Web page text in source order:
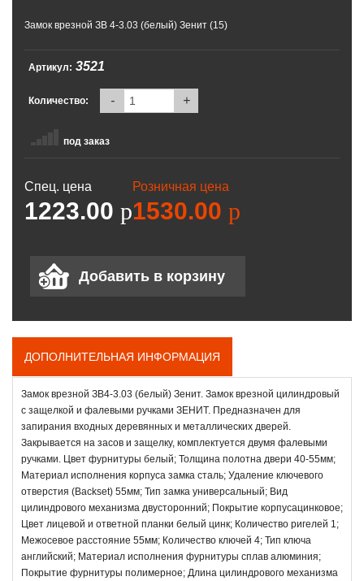
Замок врезной ЗВ 4-3.03 (белый) Зенит (15)
Артикул: 3521
Количество: - +
под заказ
Спец. цена
1223.00 p
Розничная цена
1530.00 p
ДОПОЛНИТЕЛЬНАЯ ИНФОРМАЦИЯ
Замок врезной ЗВ4-3.03 (белый) Зенит. Замок врезной цилиндровый
с защелкой и фалевыми ручками ЗЕНИТ. Предназначен для
запирания входных деревянных и металлических дверей.
Закрывается на засов и защелку, комплектуется двумя фалевыми
ручками. Цвет фурнитуры белый; Толщина полотна двери 40-55мм;
Материал исполнения корпуса замка сталь; Удаление ключевого
отверстия (Backset) 55мм; Тип замка универсальный; Вид
цилиндрового механизма двусторонний; Покрытие корпусацинковое;
Цвет лицевой и ответной планки белый цинк; Количество ригелей 1;
Межосевое расстояние 55мм; Количество ключей 4; Тип ключа
английский; Материал исполнения фурнитуры сплав алюминия;
Покрытие фурнитуры полимерное; Длина цилиндрового механизма